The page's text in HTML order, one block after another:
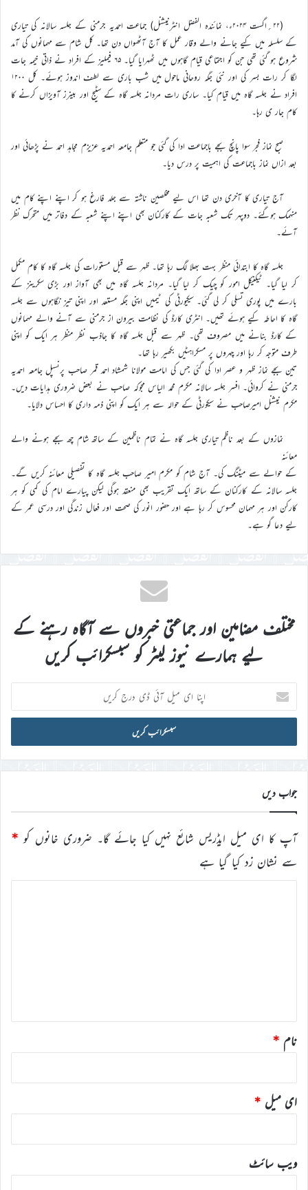
(۲۲؍اگست ۲۰۲۴ء، نمائندہ الفضل انٹرنیشنل) جماعت احمدیہ جرمنی کے جلسہ سالانہ کی تیاری
کے سلسلہ میں کیے جانے والے وقار عمل کا آج آٹھواں دن تھا۔ کل شام سے مہمانوں کی آمد
شروع ہو گئی تھی جن کو اجتماعی قیام گاہوں میں ٹھہرایا گیا۔ ۶۵ فیملیز کے افراد نے ذاتی خیمہ جات
لگا کر رات بسر کی اور نئی جگہ روحانی ماحول میں شب باری سے لطف اندوز ہوئے۔ کل ۱۲۰۰
افراد نے جلسہ گاہ میں قیام کیا۔ ساری رات مردانہ جلسہ گاہ کے سٹیج اور بینرز آویزاں کرنے کا
کام جار ی رہا۔
صبح نماز فجر سوا پانچ بجے باجماعت ادا کی گئی جو متعلم جامعہ احمدیہ عزیزم مجاہد احمد نے پڑھائی اور
بعد ازاں نماز باجماعت کی اہمیت پر درس دیا۔
آج تیاری کا آخری دن تھا اس لیے مخلصین ناشتہ سے جلد فارغ ہو کر اپنے اپنے کام میں
منہمک ہوگئے۔ دوپہر تک شعبہ جات کے کارکنان بھی اپنے اپنے شعبہ کے دفاتر میں متحرک نظر
آئے۔
جلسہ گاہ کا ابتدائی منظر بہت بھلا لگ رہا تھا۔ ظہر سے قبل مستورات کی جلسہ گاہ کا کام مکمل
کر لیا گیا۔ ٹیکنیکل امور کو چیک کر لیا گیا۔ مردانہ جلسہ گاہ میں بھی آواز اور بڑی سکرینز کے
بارے میں پوری تسلی کر لی گئی۔ سیکیورٹی کی ٹیمیں اپنی جگہ مستعد اور اپنی تیز نگاہوں سے جلسہ
گاہ کا احاطہ کیے ہوئے تھیں۔ انٹری کارڈ کی نظامت بیرون از جرمنی سے آنے والے مہمانوں
کے کارڈ بنانے میں مصروف تھی۔ ظہر سے قبل جلسہ گاہ کا جاذب نظر منظر ہر ایک کو اپنی
طرف متوجہ کر رہا اور چہروں پر مسکراہٹیں بکھیر رہا تھا۔
تین بجے نماز ظہر و عصر ادا کی گئی جس کی امامت مولانا شمشاد احمد قمر صاحب پرنسپل جامعہ احمدیہ
جرمنی نے کروائی۔ افسر جلسہ سالانہ مکرم محمد الیاس مجوکہ صاحب نے بعض ضروری ہدایات دیں۔
مکرم نیشنل امیرصاحب نے سیکورٹی کے حوالہ سے ہر ایک کو اپنی ذمہ داری کا احساس دلایا۔
نمازوں کے بعد ناظم تیاری جلسہ گاہ نے تمام ناظمین کے ساتھ شام چھ بجے ہونے والے
معائنہ
کے حوالے سے میٹنگ کی۔ آج شام کو مکرم امیر صاحب جلسہ گاہ کا تفصیلی معائنہ کریں گے۔
جلسہ سالانہ کے کارکنان کے ساتھ ایک تقریب بھی منعقد ہوگی لیکن پیارے امام کی کمی کو ہر
کارکن اور ہر مہمان محسوس کر رہا ہے اور حضور انور کی صحت اور فعال زندگی اور درسی عمر کے
لیے دعا گو ہے۔
مختلف مضامین اور جماعتی خبروں سے آگاہ رہنے کے
لیے ہمارے نیوز لیٹر کو سبسکرائب کریں
اپنا
ای
میل
ڈی
درج
کریں
جواب دیں
آپ کا ای میل ایڈریس شائع نہیں کیا جائے گا۔ ضروری خانوں کو *
سے نشان زد کیا گیا ہے
نام *
ای میل *
ویب‌ سائٹ